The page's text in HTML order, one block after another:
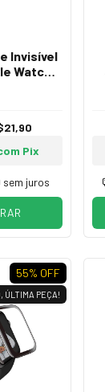
Invisível
Watch
Pix
sem juros
55% OFF
ÚLTIMA PEÇA!